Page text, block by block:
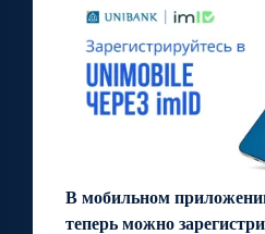
В мобильном
теперь можно